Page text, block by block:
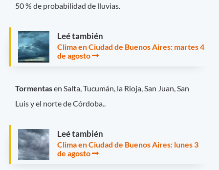
50 % de probabilidad de lluvias.
Leé también
Clima en Ciudad de Buenos Aires: martes 4
de agosto
Tormentasen Salta, Tucumán, la Rioja, San Juan, San
Luis y el norte de Córdoba..
Leé también
Clima en Ciudad de Buenos Aires: lunes 3
de agosto